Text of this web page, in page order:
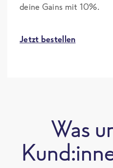
deine Gains mit 10%.
Jetzt bestellen
Was